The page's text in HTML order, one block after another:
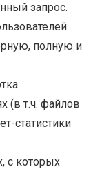
запрос.
полную и
(в т.ч. файлов
статистики
с которых